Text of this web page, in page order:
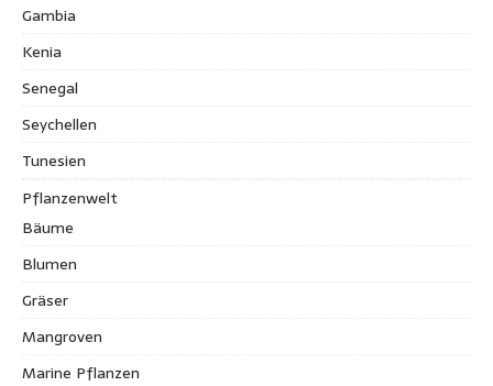
Gambia
Kenia
Senegal
Seychellen
Tunesien
Pflanzenwelt
Bäume
Blumen
Gräser
Mangroven
Marine Pflanzen